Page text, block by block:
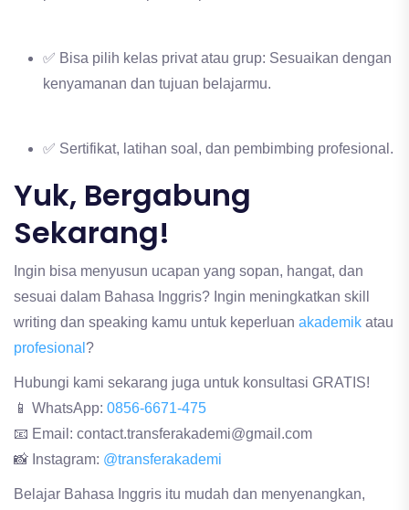
✅ Bisa pilih kelas privat atau grup: Sesuaikan dengan
kenyamanan dan tujuan belajarmu.
✅ Sertifikat, latihan soal, dan pembimbing profesional.
Yuk, Bergabung
Sekarang!
Ingin bisa menyusun ucapan yang sopan, hangat, dan
sesuai dalam Bahasa Inggris? Ingin meningkatkan skill
writing dan speaking kamu untuk keperluan akademik atau
profesional ?
Hubungi kami sekarang juga untuk konsultasi GRATIS!
📱 WhatsApp: 0856-6671-475
📧 Email: contact.transferakademi@gmail.com
📸 Instagram: @transferakademi
Belajar Bahasa Inggris itu mudah dan menyenangkan,